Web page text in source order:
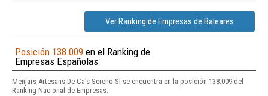
Ver Ranking de Empresas de Baleares
Posición 138.009 en el Ranking de
Empresas Españolas
Menjars Artesans De Ca's Sereno Sl se encuentra en la posición 138.009 del
Ranking Nacional de Empresas.